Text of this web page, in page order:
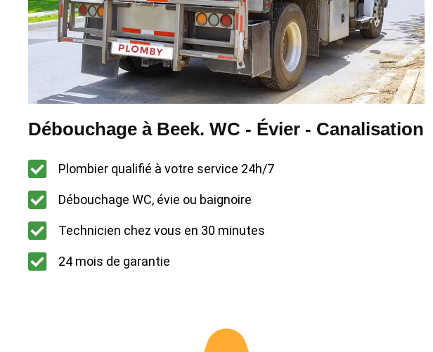
Débouchage à Beek. WC - Évier - Canalisation
Plombier qualifié à votre service 24h/7
Débouchage WC, évie ou baignoire
Technicien chez vous en 30 minutes
24 mois de garantie